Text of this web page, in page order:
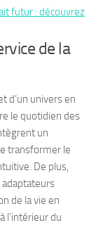
futur : découvrez
de la
d’un univers en
le quotidien des
un
transformer le
De plus,
adaptateurs
de la vie en
l’intérieur du